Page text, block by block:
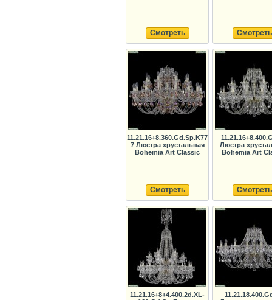
Смотреть Смотреть
11.21.16+8.360.Gd.Sp.K77
7 Люстра хрустальная
Bohemia Art Classic
Смотреть
Люстра
Bohemia Art
Смотреть
11.21.16+8+4.400.2d.XL-